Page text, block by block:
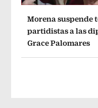
Morena suspende
partidistas a las
Grace Palomares